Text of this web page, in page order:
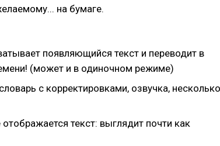
на бумаге.
появляющийся текст и переводит в
(может и в одиночном режиме)
с корректировками, озвучка, несколько
текст: выглядит почти как